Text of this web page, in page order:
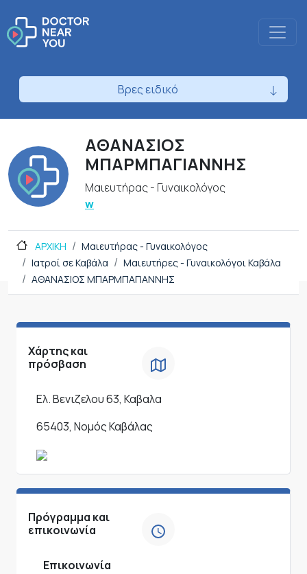
Βρες ειδικό
ΑΘΑΝΑΣΙΟΣ
ΜΠΑΡΜΠΑΓΙΑΝΝΗΣ
Μαιευτήρας - Γυναικολόγος
w
ΑΡΧΙΚΗ
Μαιευτήρας - Γυναικολόγος
Ιατροί σε Καβάλα
Μαιευτήρες - Γυναικολόγοι Καβάλα
ΑΘΑΝΑΣΙΟΣ ΜΠΑΡΜΠΑΓΙΑΝΝΗΣ
Χάρτης και
πρόσβαση
Ελ. Βενιζελου 63, Καβαλα
65403, Νομός Καβάλας
Πρόγραμμα και
επικοινωνία
Επικοινωνία